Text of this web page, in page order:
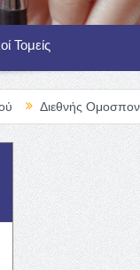
Τομείς
Ομοσπονδία